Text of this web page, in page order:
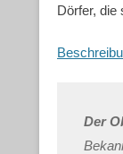
Dörfer, die
Der